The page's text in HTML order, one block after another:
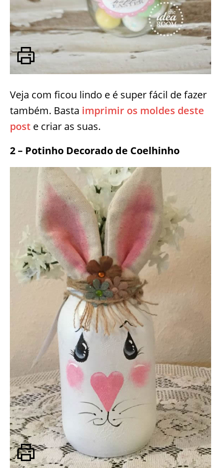
Veja com ficou lindo e é super fácil de fazer
também. Basta imprimir os moldes deste
post e criar as suas.
2 – Potinho Decorado de Coelhinho